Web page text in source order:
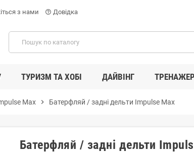
з нами help_outline Довідка
ТУРИЗМ ТА ХОБІ ДАЙВІНГ
Max chevron_right Батерфляй / задні дельти Impulse Max
Батерфляй / задні дельти